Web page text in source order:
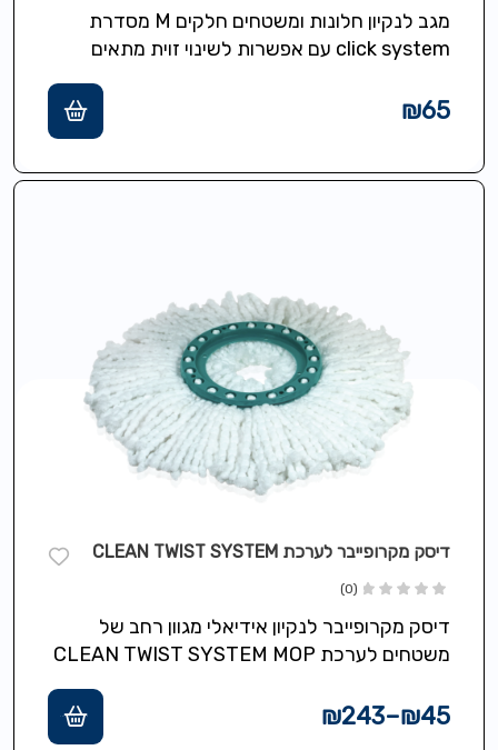
מגב לנקיון חלונות ומשטחים חלקים M מסדרת
click system עם אפשרות לשינוי זוית מתאים
₪65
דיסק מקרופייבר לערכת CLEAN TWIST SYSTEM
(0)
דיסק מקרופייבר לנקיון אידיאלי מגוון רחב של
משטחים לערכת CLEAN TWIST SYSTEM MOP
₪45
–
₪243